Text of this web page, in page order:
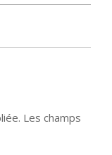
Les champs